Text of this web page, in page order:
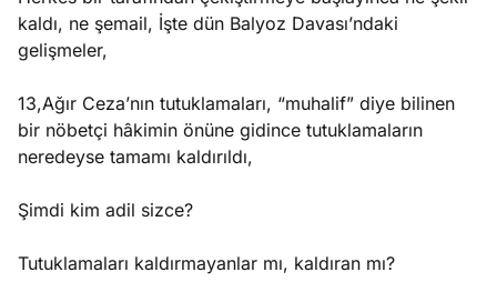
kaldı, ne şemail, İşte dün Balyoz Davası’ndaki
gelişmeler,
13,Ağır Ceza’nın tutuklamaları, “muhalif” diye bilinen
bir nöbetçi hâkimin önüne gidince tutuklamaların
neredeyse tamamı kaldırıldı,
Şimdi kim adil sizce?
Tutuklamaları kaldırmayanlar mı, kaldıran mı?